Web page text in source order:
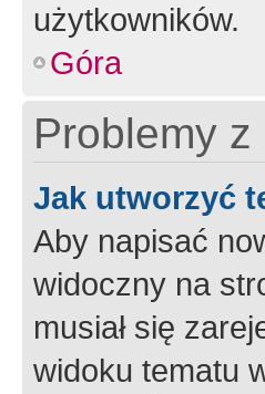
użytkowników.
Góra
Problemy
Jak utworzyć
Aby napisać
widoczny na
musiał się
widoku tematu